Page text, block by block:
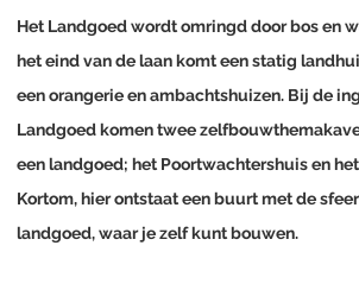
Het Landgoed wordt omringd door bos en
het eind van de laan komt een statig
een orangerie en ambachtshuizen. Bij de
Landgoed komen twee
een landgoed; het Poortwachtershuis en
Kortom, hier ontstaat een buurt met de
landgoed, waar je zelf kunt bouwen.